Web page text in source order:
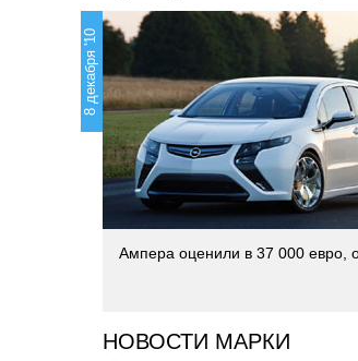
8 декабря '10
Ампера оценили в 37 000 евро,
НОВОСТИ МАРКИ